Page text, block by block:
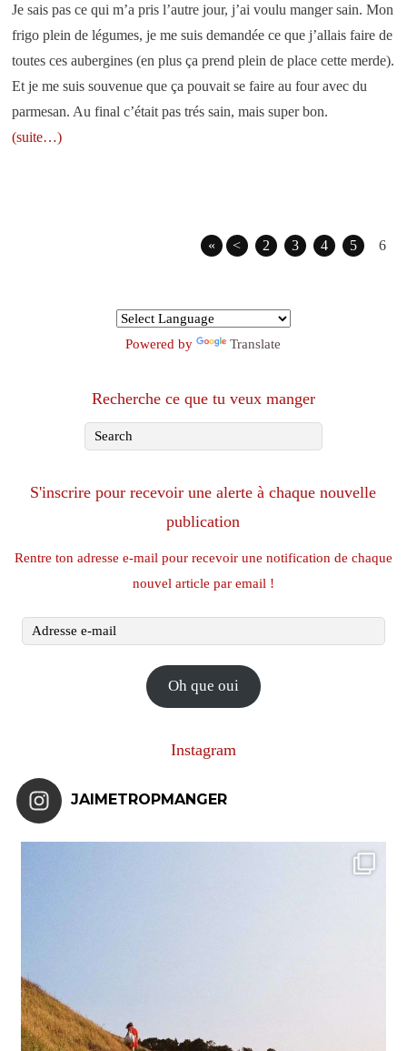
Je sais pas ce qui m’a pris l’autre jour, j’ai voulu manger sain. Mon
frigo plein de légumes, je me suis demandée ce que j’allais faire de
toutes ces aubergines (en plus ça prend plein de place cette merde).
Et je me suis souvenue que ça pouvait se faire au four avec du
parmesan. Au final c’était pas trés sain, mais super bon.
(suite…)
« < 2 3 4 5 6
Powered by Translate
Recherche ce que tu veux manger
S'inscrire pour recevoir une alerte à chaque nouvelle
publication
Rentre ton adresse e-mail pour recevoir une notification de chaque
nouvel article par email !
Adresse
Oh que oui
Instagram
JAIMETROPMANGER